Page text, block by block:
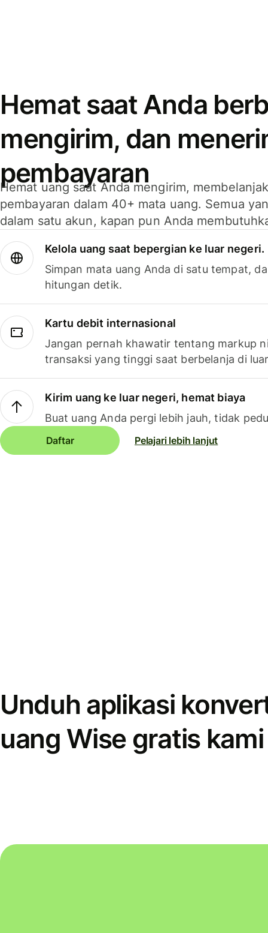
Hemat saat Anda
mengirim, dan
pembayaran
Hemat uang saat Anda mengirim,
pembayaran dalam 40+ mata uang. Semua
dalam satu akun, kapan pun Anda
Kelola uang saat bepergian ke luar negeri.
Simpan mata uang Anda di satu tempat,
hitungan detik.
Kartu debit internasional
Jangan pernah khawatir tentang markup
transaksi yang tinggi saat berbelanja di
Kirim uang ke luar negeri, hemat biaya
Buat uang Anda pergi lebih jauh, tidak
Daftar Pelajari lebih lanjut
Unduh aplikasi
uang Wise gratis kami